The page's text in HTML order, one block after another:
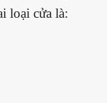
loại cửa là: